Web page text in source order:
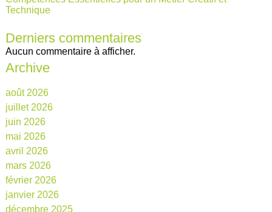
Technique
Derniers commentaires
Aucun commentaire à afficher.
Archive
août 2026
juillet 2026
juin 2026
mai 2026
avril 2026
mars 2026
février 2026
janvier 2026
décembre 2025